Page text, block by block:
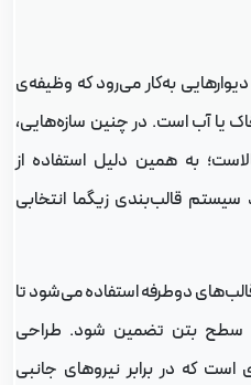
به‌کار می‌رود که وظیفه‌ی
آب است. در چنین سازه‌هایی،
به همین دلیل استفاده از
قالب‌بندی زیگما انتخابی
دوطرفه استفاده می‌شود تا
بتن تضمین شود. طراحی
که در برابر نیروهای جانبی